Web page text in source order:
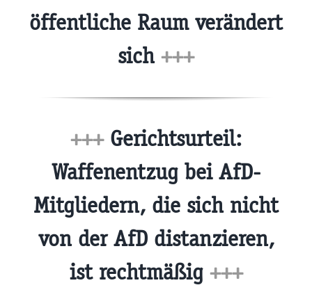
öffentliche Raum verändert
sich +++
+++Gerichtsurteil:
Waffenentzug bei AfD-
Mitgliedern, die sich nicht
von der AfD distanzieren,
ist rechtmäßig +++